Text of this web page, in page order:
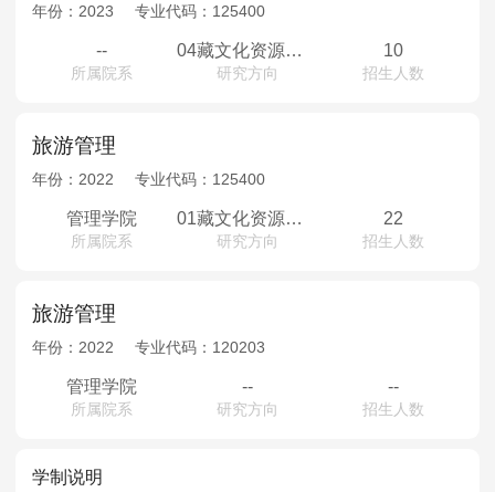
年份： 2023 专业代码： 125400
--
所属院系
04藏文化资源开发；05高原山地型目的地管理
研究方向
10
招生人数
旅游管理
年份： 2022 专业代码： 125400
管理学院
所属院系
01藏文化资源开发（全日制）02高原山地型目的地管理（全日制）03区域旅游与边疆发展（全日制）04藏文化资源开发（非全日制）05高原山地型目的地管理（非全日制）06区域旅游与边疆发展（非全日制）
研究方向
22
招生人数
旅游管理
年份： 2022 专业代码： 120203
管理学院
所属院系
--
研究方向
--
招生人数
学制说明